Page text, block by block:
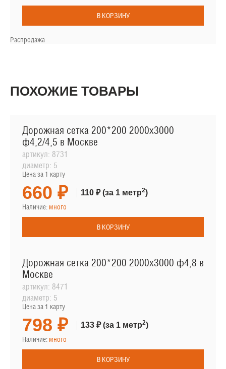
В КОРЗИНУ
Распродажа
ПОХОЖИЕ ТОВАРЫ
Дорожная сетка 200*200 2000х3000
ф4,2/4,5 в Москве
артикул: 8731
диаметр: 5
Цена за 1 карту
660 ₽ 110 ₽(за 1 метр2)
Наличие: много
В КОРЗИНУ
Дорожная сетка 200*200 2000х3000 ф4,8 в
Москве
артикул: 8471
диаметр: 5
Цена за 1 карту
798 ₽ 133 ₽(за 1 метр2)
Наличие: много
В КОРЗИНУ